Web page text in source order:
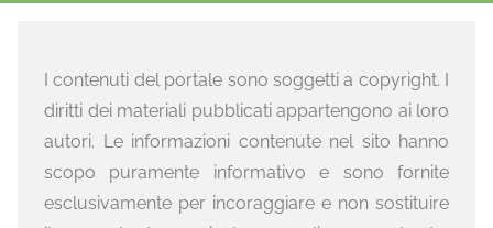
I contenuti del portale sono soggetti a copyright. I
diritti dei materiali pubblicati appartengono ai loro
autori. Le informazioni contenute nel sito hanno
scopo puramente informativo e sono fornite
esclusivamente per incoraggiare e non sostituire